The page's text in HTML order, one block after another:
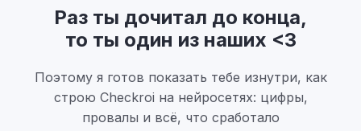
Раз ты дочитал до конца,
то ты один из наших <3
Поэтому я готов показать тебе изнутри, как
строю Checkroi на нейросетях: цифры,
провалы и всё, что сработало